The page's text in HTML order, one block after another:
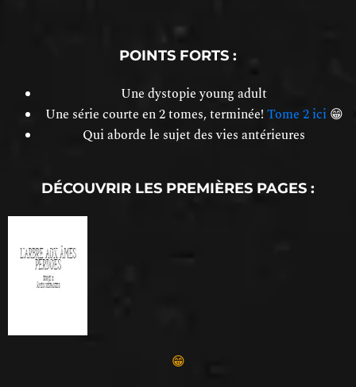
POINTS FORTS :
Une dystopie young adult
Une série courte en 2 tomes, terminée! Tome 2 ici😁
Qui aborde le sujet des vies antérieures
DÉCOUVRIR LES PREMIÈRES PAGES :
😁